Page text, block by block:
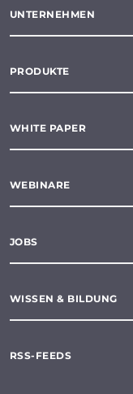
UNTERNEHMEN
PRODUKTE
WHITE PAPER
WEBINARE
JOBS
WISSEN & BILDUNG
RSS-FEEDS